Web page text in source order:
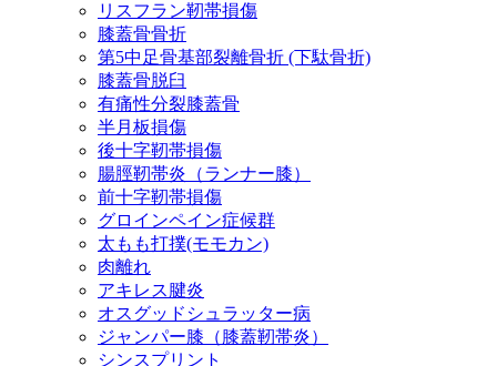
リスフラン靭帯損傷
膝蓋骨骨折
第5中足骨基部裂離骨折 (下駄骨折)
膝蓋骨脱臼
有痛性分裂膝蓋骨
半月板損傷
後十字靭帯損傷
腸脛靭帯炎（ランナー膝）
前十字靭帯損傷
グロインペイン症候群
太もも打撲(モモカン)
肉離れ
アキレス腱炎
オスグッドシュラッター病
ジャンパー膝（膝蓋靭帯炎）
シンスプリント